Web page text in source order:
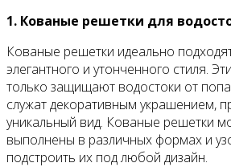
1. Кованые решетки для
Кованые решетки идеально
элегантного и утонченного стиля.
только защищают водостоки от
служат декоративным украшением,
уникальный вид. Кованые решетки
выполнены в различных формах и
подстроить их под любой дизайн.